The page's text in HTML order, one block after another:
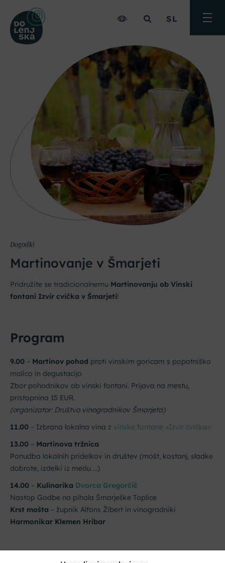
SL
Dogodki
Martinovanje v Šmarjeti
Pridružite se tradicionalnemu Martinovanju ob Vinski
fontani Izvir cvička v Šmarjeti!
Program
9.00 – Martinov pohod proti vinskim goricam s popotniško
malico in degustacijo
Zbor pohodnikov ob vinski fontani. Prijava na mestu,
pristopnina 15 EUR.
(organizator: Društvo vinogradnikov Šmarjeta)
11.00 – Izbrana lokalna vina z vinske fontane »Izvir cvička«
13.00 – Martinova tržnica
Ponudba lokalnih pridelkov in društev (mošt, kostanj, sladke
dobrote, izdelki iz medu …)
14.00 – Kulinarika Dvorca Gregorčič
Nastop Godbe na pihala Šmarješke Toplice
Krst mošta – župnik Alfons Žibert in vinogradniki
Harmonikar Klemen Hribar